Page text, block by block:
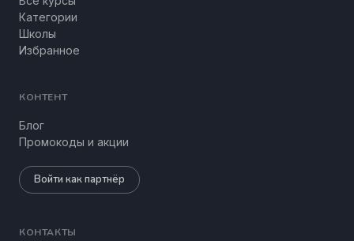
Категории
Школы
Избранное
КОНТЕНТ
Блог
Промокоды и акции
Войти как партнёр
КОНТАКТЫ